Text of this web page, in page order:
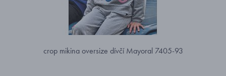
crop mikina oversize dívčí Mayoral 7405-93